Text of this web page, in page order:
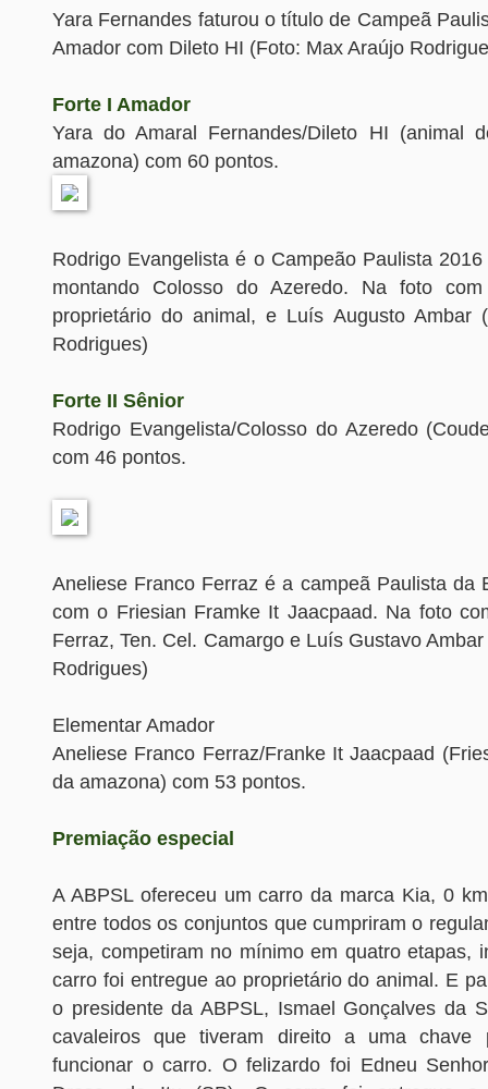
Yara Fernandes faturou o título de Campeã
Amador com Dileto HI (Foto: Max Araújo
Forte I Amador
Yara do Amaral Fernandes/Dileto HI (animal
amazona) com 60 pontos.
Rodrigo Evangelista é o Campeão Paulista
montando Colosso do Azeredo. Na foto
proprietário do animal, e Luís Augusto Ambar
Rodrigues)
Forte II Sênior
Rodrigo Evangelista/Colosso do Azeredo
com 46 pontos.
Aneliese Franco Ferraz é a campeã Paulista da
com o Friesian Framke It Jaacpaad. Na foto
Ferraz, Ten. Cel. Camargo e Luís Gustavo
Rodrigues)
Elementar Amador
Aneliese Franco Ferraz/Franke It Jaacpaad
da amazona) com 53 pontos.
Premiação especial
A ABPSL ofereceu um carro da marca Kia, 0
entre todos os conjuntos que cumpriram o
seja, competiram no mínimo em quatro etapas,
carro foi entregue ao proprietário do animal. E
o presidente da ABPSL, Ismael Gonçalves da
cavaleiros que tiveram direito a uma chave
funcionar o carro. O felizardo foi Edneu